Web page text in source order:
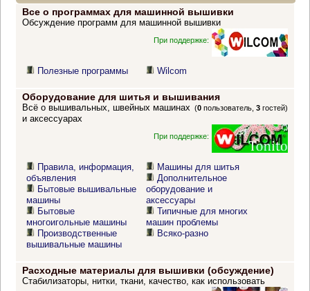
Все о программах для машинной вышивки
Обсуждение программ для машинной вышивки
При поддержке:
Полезные программы Wilcom
Оборудование для шитья и вышивания
(0 пользователь,3 гостей)
Всё о вышивальных, швейных машинах
и аксессуарах
При поддержке:
Правила, информация,
объявления
Бытовые вышивальные
машины
Бытовые
многоигольные машины
Производственные
вышивальные машины
Машины для шитья
Дополнительное
оборудование и
аксессуары
Типичные для многих
машин проблемы
Всяко-разно
Расходные материалы для вышивки (обсуждение)
Стабилизаторы, нитки, ткани, качество, как использовать